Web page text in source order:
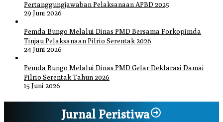
Pertanggungjawaban Pelaksanaan APBD 2025
29 Juni 2026
Pemda Bungo Melalui Dinas PMD Bersama Forkopimda
Tinjau Pelaksanaan Pilrio Serentak 2026
24 Juni 2026
Pemda Bungo Melalui Dinas PMD Gelar Deklarasi Damai
Pilrio Serentak Tahun 2026
15 Juni 2026
Jurnal Peristiwa